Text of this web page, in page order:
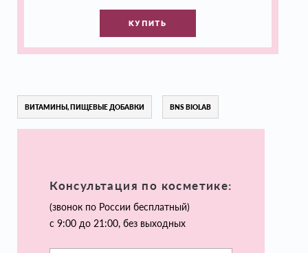
КУПИТЬ
ВИТАМИНЫ, ПИЩЕВЫЕ ДОБАВКИ BNS BIOLAB
Консультация по косметике:
(звонок по России бесплатный)
с 9:00 до 21:00, без выходных